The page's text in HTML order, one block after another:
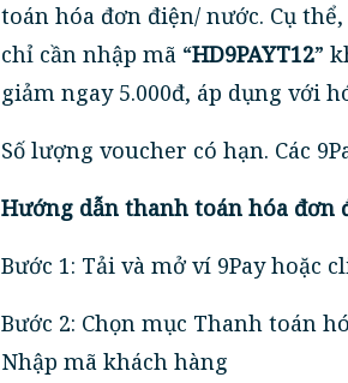
toán hóa đơn điện/ nước. Cụ
chỉ cần nhập mã “HD9PAYT12”
giảm ngay 5.000đ, áp dụng với
Số lượng voucher có hạn. Các
Hướng dẫn thanh toán hóa đơn
Bước 1: Tải và mở ví 9Pay hoặc
Bước 2: Chọn mục Thanh toán
Nhập mã khách hàng